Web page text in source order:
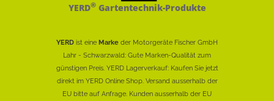
YERD®Gartentechnik-Produkte
YERD ist eine Marke der Motorgeräte Fischer GmbH
Lahr - Schwarzwald: Gute Marken-Qualität zum
günstigen Preis. YERD Lagerverkauf: Kaufen Sie jetzt
direkt im YERD Online Shop. Versand ausserhalb der
EU bitte auf Anfrage. Kunden ausserhalb der EU